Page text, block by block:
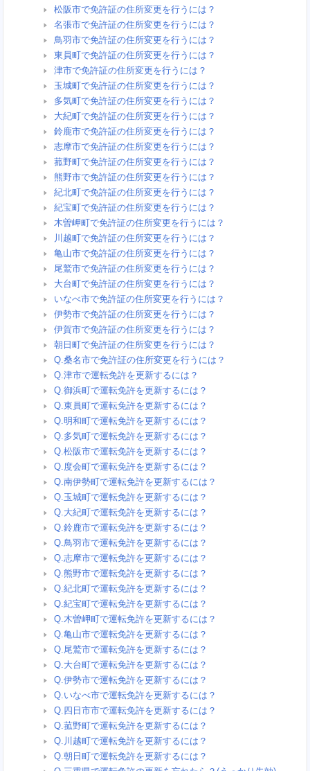
松阪市で免許証の住所変更を行うには？
名張市で免許証の住所変更を行うには？
鳥羽市で免許証の住所変更を行うには？
東員町で免許証の住所変更を行うには？
津市で免許証の住所変更を行うには？
玉城町で免許証の住所変更を行うには？
多気町で免許証の住所変更を行うには？
大紀町で免許証の住所変更を行うには？
鈴鹿市で免許証の住所変更を行うには？
志摩市で免許証の住所変更を行うには？
菰野町で免許証の住所変更を行うには？
熊野市で免許証の住所変更を行うには？
紀北町で免許証の住所変更を行うには？
紀宝町で免許証の住所変更を行うには？
木曽岬町で免許証の住所変更を行うには？
川越町で免許証の住所変更を行うには？
亀山市で免許証の住所変更を行うには？
尾鷲市で免許証の住所変更を行うには？
大台町で免許証の住所変更を行うには？
いなべ市で免許証の住所変更を行うには？
伊勢市で免許証の住所変更を行うには？
伊賀市で免許証の住所変更を行うには？
朝日町で免許証の住所変更を行うには？
Q.桑名市で免許証の住所変更を行うには？
Q.津市で運転免許を更新するには？
Q.御浜町で運転免許を更新するには？
Q.東員町で運転免許を更新するには？
Q.明和町で運転免許を更新するには？
Q.多気町で運転免許を更新するには？
Q.松阪市で運転免許を更新するには？
Q.度会町で運転免許を更新するには？
Q.南伊勢町で運転免許を更新するには？
Q.玉城町で運転免許を更新するには？
Q.大紀町で運転免許を更新するには？
Q.鈴鹿市で運転免許を更新するには？
Q.鳥羽市で運転免許を更新するには？
Q.志摩市で運転免許を更新するには？
Q.熊野市で運転免許を更新するには？
Q.紀北町で運転免許を更新するには？
Q.紀宝町で運転免許を更新するには？
Q.木曽岬町で運転免許を更新するには？
Q.亀山市で運転免許を更新するには？
Q.尾鷲市で運転免許を更新するには？
Q.大台町で運転免許を更新するには？
Q.伊勢市で運転免許を更新するには？
Q.いなべ市で運転免許を更新するには？
Q.四日市市で運転免許を更新するには？
Q.菰野町で運転免許を更新するには？
Q.川越町で運転免許を更新するには？
Q.朝日町で運転免許を更新するには？